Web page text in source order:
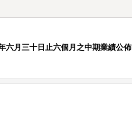
六月三十日止六個月之中期業績公佈